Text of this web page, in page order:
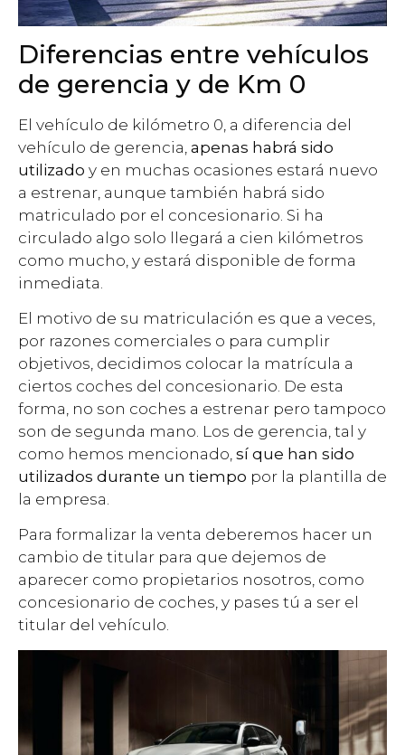
Diferencias entre vehículos
de gerencia y de Km 0
El vehículo de kilómetro 0, a diferencia del
vehículo de gerencia, apenas habrá sido
utilizado y en muchas ocasiones estará nuevo
a estrenar, aunque también habrá sido
matriculado por el concesionario. Si ha
circulado algo solo llegará a cien kilómetros
como mucho, y estará disponible de forma
inmediata.
El motivo de su matriculación es que a veces,
por razones comerciales o para cumplir
objetivos, decidimos colocar la matrícula a
ciertos coches del concesionario. De esta
forma, no son coches a estrenar pero tampoco
son de segunda mano. Los de gerencia, tal y
como hemos mencionado, sí que han sido
utilizados durante un tiempo por la plantilla de
la empresa.
Para formalizar la venta deberemos hacer un
cambio de titular para que dejemos de
aparecer como propietarios nosotros, como
concesionario de coches, y pases tú a ser el
titular del vehículo.